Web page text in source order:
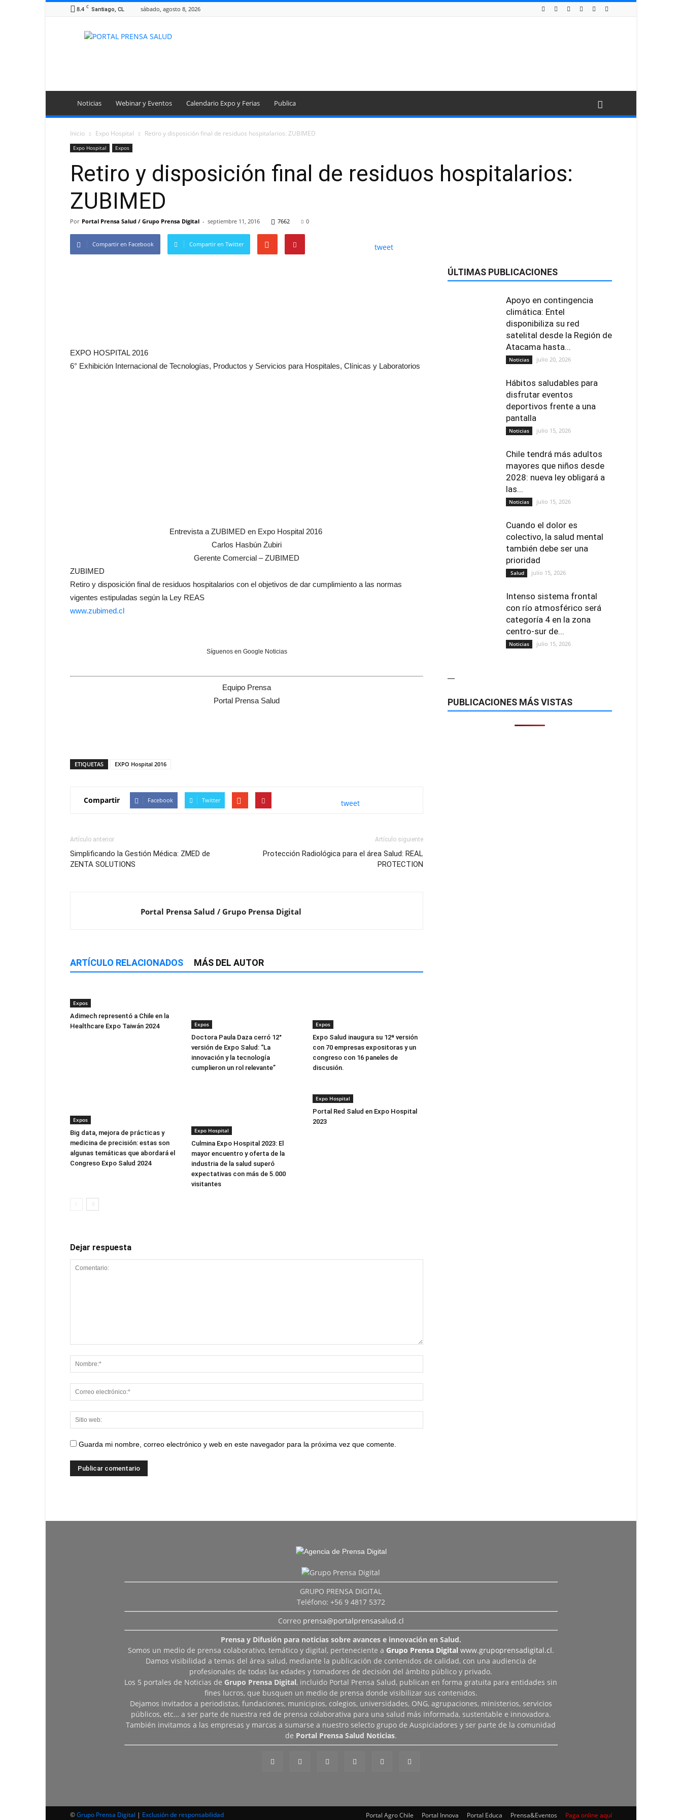
8.4 C Santiago, CL sábado, agosto 8, 2026
Portal
Noticias Webinar y Eventos Calendario Expo y Ferias Publica
Inicio Expo Hospital Retiro y disposición final de residuos hospitalarios: ZUBIMED
Expo Hospital Expos
Retiro y disposición final de residuos hospitalarios:
ZUBIMED
Por Portal Prensa Salud / Grupo Prensa Digital - septiembre 11, 2016 7662 0
Compartir en Facebook Compartir en Twitter tweet
EXPO HOSPITAL 2016
6° Exhibición Internacional de Tecnologías, Productos y Servicios para Hospitales, Clínicas y Laboratorios
Entrevista a ZUBIMED en Expo Hospital 2016
Carlos Hasbún Zubiri
Gerente Comercial – ZUBIMED
ZUBIMED
Retiro y disposición final de residuos hospitalarios con el objetivos de dar cumplimiento a las normas
vigentes estipuladas según la Ley REAS
www.zubimed.cl
Síguenos en Google Noticias
Equipo Prensa
Portal Prensa Salud
ETIQUETAS EXPO Hospital 2016
Compartir Facebook Twitter tweet
Artículo anterior
Simplificando la Gestión Médica: ZMED de
ZENTA SOLUTIONS
Artículo siguiente
Protección Radiológica para el área Salud: REAL
PROTECTION
Portal Prensa Salud / Grupo Prensa Digital
ARTÍCULO RELACIONADOS MÁS DEL AUTOR
Expos
Adimech representó a Chile en la
Healthcare Expo Taiwán 2024
Expos
Doctora Paula Daza cerró 12°
versión de Expo Salud: “La
innovación y la tecnología
cumplieron un rol relevante”
Expos
Expo Salud inaugura su 12ª versión
con 70 empresas expositoras y un
congreso con 16 paneles de
discusión.
Expos
Big data, mejora de prácticas y
medicina de precisión: estas son
algunas temáticas que abordará el
Congreso Expo Salud 2024
Expo Hospital
Culmina Expo Hospital 2023: El
mayor encuentro y oferta de la
industria de la salud superó
expectativas con más de 5.000
visitantes
Expo Hospital
Portal Red Salud en Expo Hospital
2023
Dejar respuesta
Guarda mi nombre, correo electrónico y web en este navegador para la próxima vez que comente.
ÚLTIMAS PUBLICACIONES
Apoyo en contingencia
climática: Entel
disponibiliza su red
satelital desde la Región de
Atacama hasta...
Noticias julio 20, 2026
Hábitos saludables para
disfrutar eventos
deportivos frente a una
pantalla
Noticias julio 15, 2026
Chile tendrá más adultos
mayores que niños desde
2028: nueva ley obligará a
las...
Noticias julio 15, 2026
Cuando el dolor es
colectivo, la salud mental
también debe ser una
prioridad
Salud julio 15, 2026
Intenso sistema frontal
con río atmosférico será
categoría 4 en la zona
centro-sur de...
Noticias julio 15, 2026
—
PUBLICACIONES MÁS VISTAS
GRUPO PRENSA DIGITAL
Teléfono: +56 9 4817 5372
Correo prensa@portalprensasalud.cl
Prensa y Difusión para noticias sobre avances e innovación en Salud.
Somos un medio de prensa colaborativo, temático y digital, perteneciente a Grupo Prensa Digital www.grupoprensadigital.cl.
Damos visibilidad a temas del área salud, mediante la publicación de contenidos de calidad, con una audiencia de
profesionales de todas las edades y tomadores de decisión del ámbito público y privado.
Los 5 portales de Noticias de Grupo Prensa Digital, incluido Portal Prensa Salud, publican en forma gratuita para entidades sin
fines lucros, que busquen un medio de prensa donde visibilizar sus contenidos.
Dejamos invitados a periodistas, fundaciones, municipios, colegios, universidades, ONG, agrupaciones, ministerios, servicios
públicos, etc… a ser parte de nuestra red de prensa colaborativa para una salud más informada, sustentable e innovadora.
También invitamos a las empresas y marcas a sumarse a nuestro selecto grupo de Auspiciadores y ser parte de la comunidad
de Portal Prensa Salud Noticias.
Portal Agro Chile Portal Innova Portal Educa Prensa&Eventos Paga online aquí
©Grupo Prensa Digital | Exclusión de responsabilidad